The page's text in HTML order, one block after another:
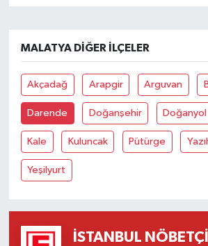
MALATYA DIĞER İLÇELER
Akçadağ Arapgir Arguvan
Darende Doğanşehir Doğanyol
Kale Kuluncak Pütürge
Yeşilyurt
İSTANBUL NÖBETÇI